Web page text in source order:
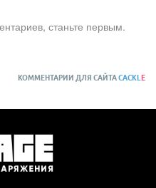
станьте первым.
КОММЕНТАРИИ ДЛЯ САЙТАCACKLE